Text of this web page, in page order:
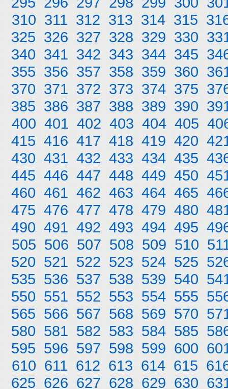
310 311 312 313 314 315
325 326 327 328 329 330
340 341 342 343 344 345
355 356 357 358 359 360
370 371 372 373 374 375
385 386 387 388 389 390
400 401 402 403 404 405
415 416 417 418 419 420
430 431 432 433 434 435
445 446 447 448 449 450
460 461 462 463 464 465
475 476 477 478 479 480
490 491 492 493 494 495
505 506 507 508 509 510
520 521 522 523 524 525
535 536 537 538 539 540
550 551 552 553 554 555
565 566 567 568 569 570
580 581 582 583 584 585
595 596 597 598 599 600
610 611 612 613 614 615
625 626 627 628 629 630